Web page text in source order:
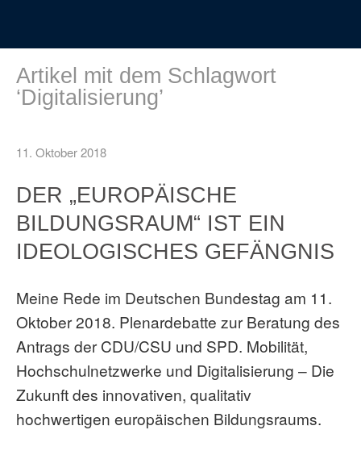
Artikel mit dem Schlagwort
‘Digitalisierung’
11. Oktober 2018
DER „EUROPÄISCHE
BILDUNGSRAUM“ IST EIN
IDEOLOGISCHES GEFÄNGNIS
Meine Rede im Deutschen Bundestag am 11.
Oktober 2018. Plenardebatte zur Beratung des
Antrags der CDU/CSU und SPD. Mobilität,
Hochschulnetzwerke und Digitalisierung – Die
Zukunft des innovativen, qualitativ
hochwertigen europäischen Bildungsraums.